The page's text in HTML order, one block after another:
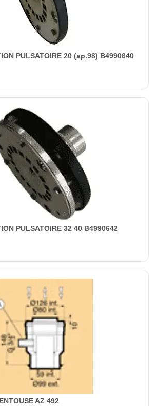
PULSATOIRE 20 (ap.98) B4990640
PULSATOIRE 32 40 B4990642
AZ 492